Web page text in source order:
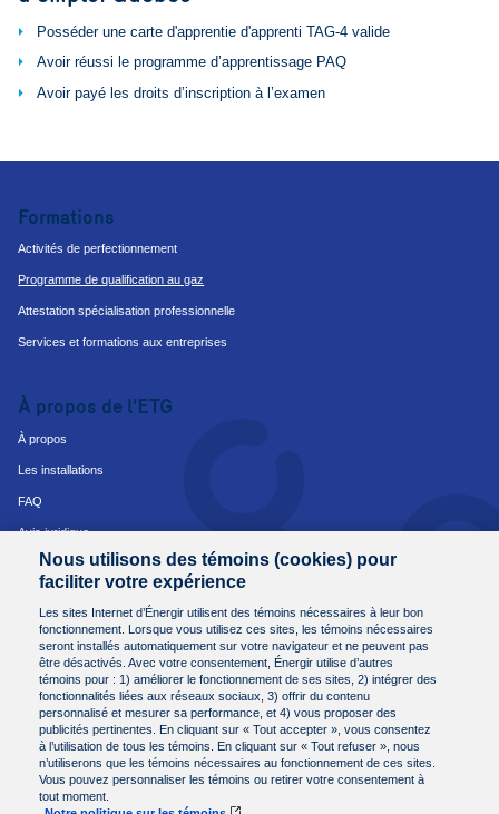
Posséder une carte d'apprentie d'apprenti TAG-4 valide
Avoir réussi le programme d’apprentissage PAQ
Avoir payé les droits d’inscription à l’examen
Formations
Activités de perfectionnement
Programme de qualification au gaz
Attestation spécialisation professionnelle
Services et formations aux entreprises
À propos de l'ETG
À propos
Les installations
FAQ
Avis juridique
Avis de protection des renseignements personnels
Conditions et modalités d'achat
Nous joindre
Besoin de plus d'informations?
Communiquez avec nous.
Par courriel àetg@energir.com
ou par téléphone au 450 449-6960
Nous utilisons des témoins (cookies) pour
faciliter votre expérience
Les sites Internet d’Énergir utilisent des témoins nécessaires à leur bon
fonctionnement. Lorsque vous utilisez ces sites, les témoins nécessaires
seront installés automatiquement sur votre navigateur et ne peuvent pas
être désactivés. Avec votre consentement, Énergir utilise d’autres
témoins pour : 1) améliorer le fonctionnement de ses sites, 2) intégrer des
fonctionnalités liées aux réseaux sociaux, 3) offrir du contenu
personnalisé et mesurer sa performance, et 4) vous proposer des
publicités pertinentes. En cliquant sur « Tout accepter », vous consentez
à l’utilisation de tous les témoins. En cliquant sur « Tout refuser », nous
n’utiliserons que les témoins nécessaires au fonctionnement de ces sites.
Vous pouvez personnaliser les témoins ou retirer votre consentement à
tout moment.